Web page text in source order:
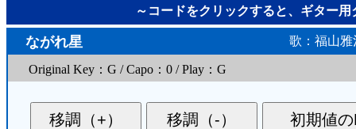
～コードをクリックすると、ギター
ながれ星 歌：福山
Original Key：G / Capo：0 / Play：G